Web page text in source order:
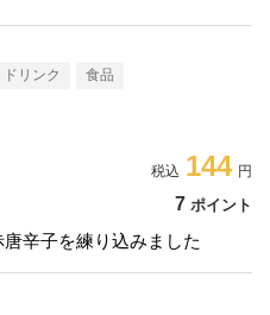
リンク 食品
144
7 ポイント
辛子を練り込みました